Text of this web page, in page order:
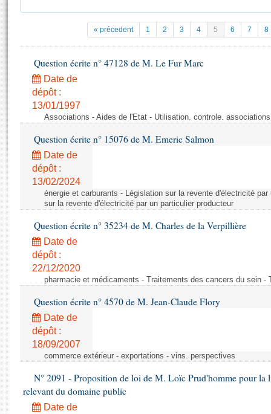
Projets de loi
Propositions de loi
Amendements
Textes adoptés
Rapports d'information
Rapports d'enquête
Rapports législatifs
Baromètre de l’application des lois
Dossiers législatifs
Budget et sécurité sociale
Questions écrites et orales
Comptes rendus des débats
Documents de référence
( Constitution | Règlement de l'Assemblée ... )
Histoire
Juniors
Anciennes législatures
Liens vers les sites publics
La Bibliothèque
Contacts et plan d'accès
Photos libres de droit
« précedent 1 2 3 4 5 6 7 8
Question écrite n° 47128 de M. Le Fur Marc
Date de
dépôt :
13/01/1997
Associations - Aides de l'Etat - Utilisation. controle.
Question écrite n° 15076 de M. Emeric Salmon
Date de
dépôt :
13/02/2024
énergie et carburants - Législation sur la revente d'électricité
sur la revente d'électricité par un particulier producteur
Question écrite n° 35234 de M. Charles de la Verpillière
Date de
dépôt :
22/12/2020
pharmacie et médicaments - Traitements des cancers du sein -
Question écrite n° 4570 de M. Jean-Claude Flory
Date de
dépôt :
18/09/2007
commerce extérieur - exportations - vins. perspectives
N° 2091 - Proposition de loi de M. Loïc Prud'homme pour la
relevant du domaine public
Date de